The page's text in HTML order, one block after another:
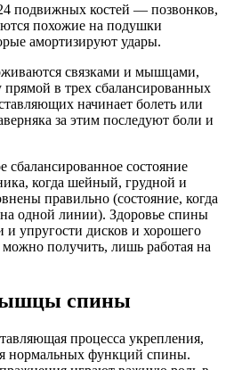
подвижных костей — позвонков,
похожие на подушки
амортизируют удары.
связками и мышцами,
в трех сбалансированных
начинает болеть или
за этим последуют боли и
сбалансированное состояние
когда шейный, грудной и
правильно (состояние, когда
одной линии). Здоровье спины
и упругости дисков и хорошего
получить, лишь работая на
спины
процесса укрепления,
нормальных функций спины.